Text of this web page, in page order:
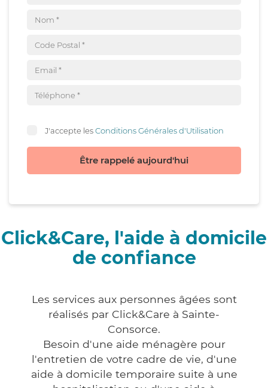
J'accepte lesConditions Générales d'Utilisation
Être rappelé aujourd'hui
Click&Care, l'aide à domicile
de confiance
Les services aux personnes âgées sont
réalisés par Click&Care à Sainte-
Consorce.
Besoin d'une aide ménagère pour
l'entretien de votre cadre de vie, d'une
aide à domicile temporaire suite à une